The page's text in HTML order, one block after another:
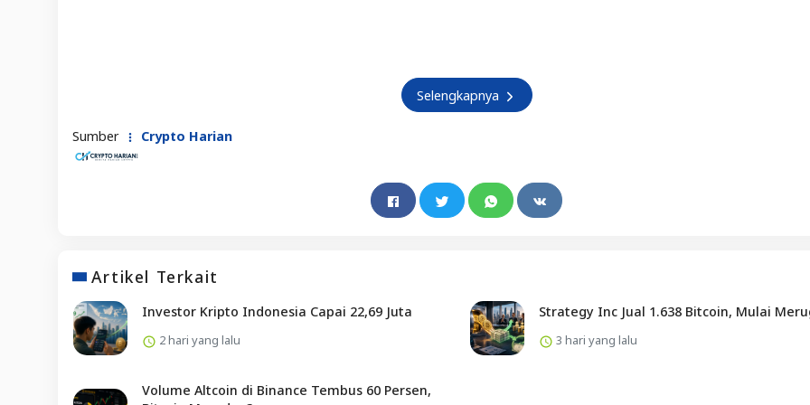
Selengkapnya
Sumber Crypto Harian
Artikel Terkait
Investor Kripto Indonesia Capai 22,69 Juta
2 hari yang lalu
Strategy Inc Jual 1.638 Bitcoin, Mulai
3 hari yang lalu
Volume Altcoin di Binance Tembus 60 Persen,